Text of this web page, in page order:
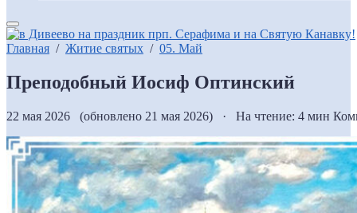
Главная / Житие святых / 05. Май
Преподобный Иосиф Оптинский
22 мая 2026 (обновлено 21 мая 2026) · На чтение: 4 мин